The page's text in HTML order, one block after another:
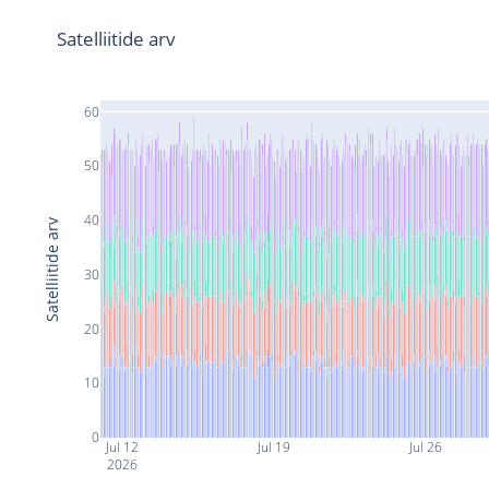
Jul 12
2026
Jul 19 Jul 26
0
10
20
30
40
50
60
Satelliitide arv
Satelliitide arv